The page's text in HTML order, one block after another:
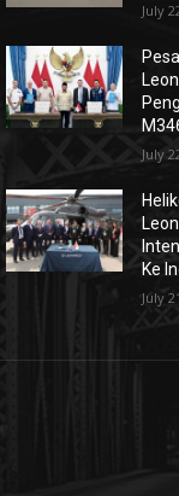
July
July
Ke
July